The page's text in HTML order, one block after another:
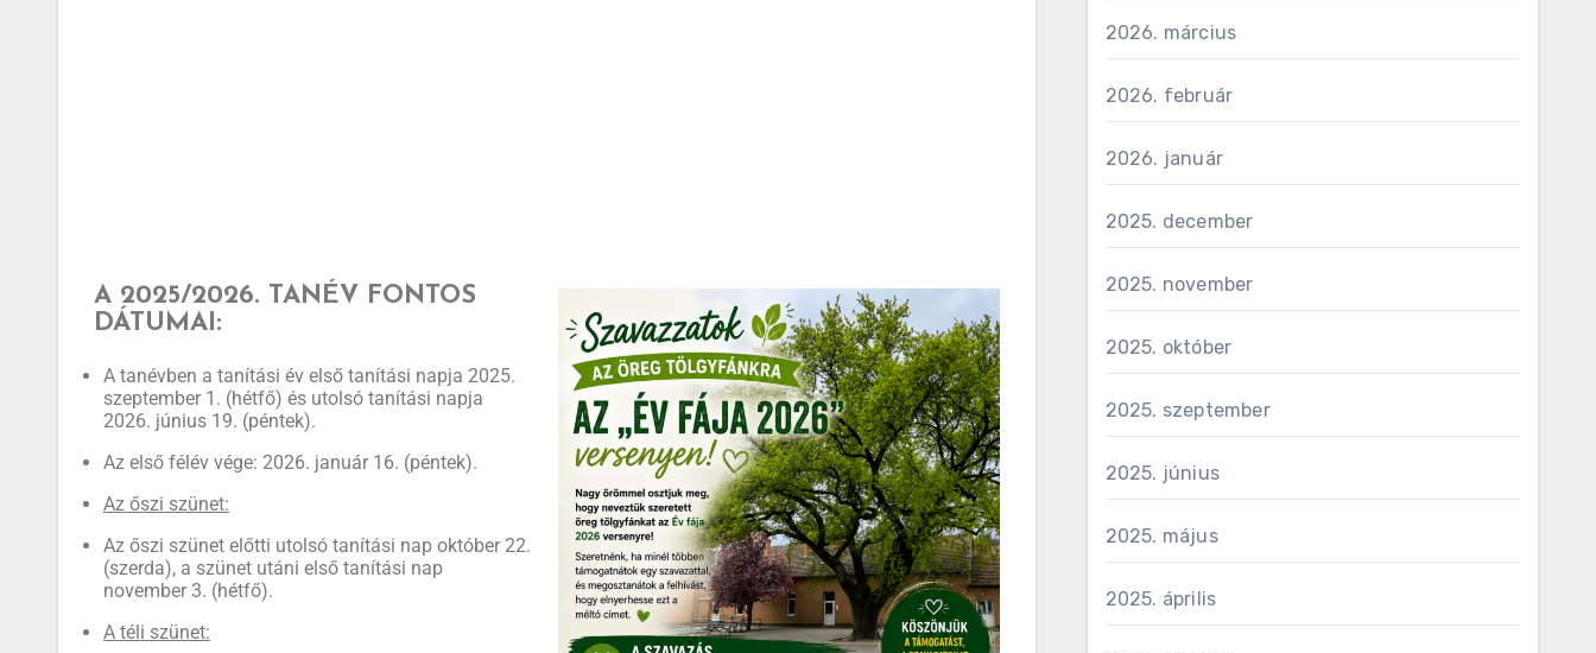
A 2025/2026. TANÉV FONTOS
DÁTUMAI:
A tanévben a tanítási év első tanítási napja 2025.
szeptember 1. (hétfő) és utolsó tanítási napja
2026. június 19. (péntek).
Az első félév vége: 2026. január 16. (péntek).
Az őszi szünet:
Az őszi szünet előtti utolsó tanítási nap október 22.
(szerda), a szünet utáni első tanítási nap
november 3. (hétfő).
A téli szünet:
2026. március
2026. február
2026. január
2025. december
2025. november
2025. október
2025. szeptember
2025. június
2025. május
2025. április